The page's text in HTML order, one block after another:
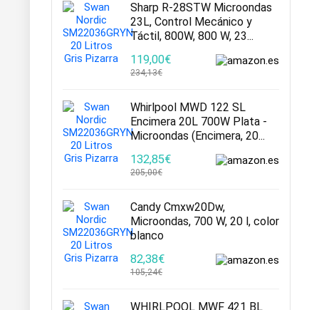
Sharp R-28STW Microondas
23L, Control Mecánico y
Táctil, 800W, 800 W, 23...
119,00€
234,13€
Whirlpool MWD 122 SL
Encimera 20L 700W Plata -
Microondas (Encimera, 20...
132,85€
205,00€
Candy Cmxw20Dw,
Microondas, 700 W, 20 l, color
blanco
82,38€
105,24€
WHIRLPOOL MWF 421 BL